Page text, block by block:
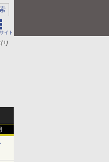
イト
リ